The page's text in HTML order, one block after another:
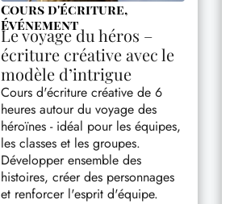
Cours d'écriture,
Événement
Le voyage du héros –
écriture créative avec le
modèle d’intrigue
Cours d'écriture créative de 6
heures autour du voyage des
héroïnes - idéal pour les équipes,
les classes et les groupes.
Développer ensemble des
histoires, créer des personnages
et renforcer l'esprit d'équipe.